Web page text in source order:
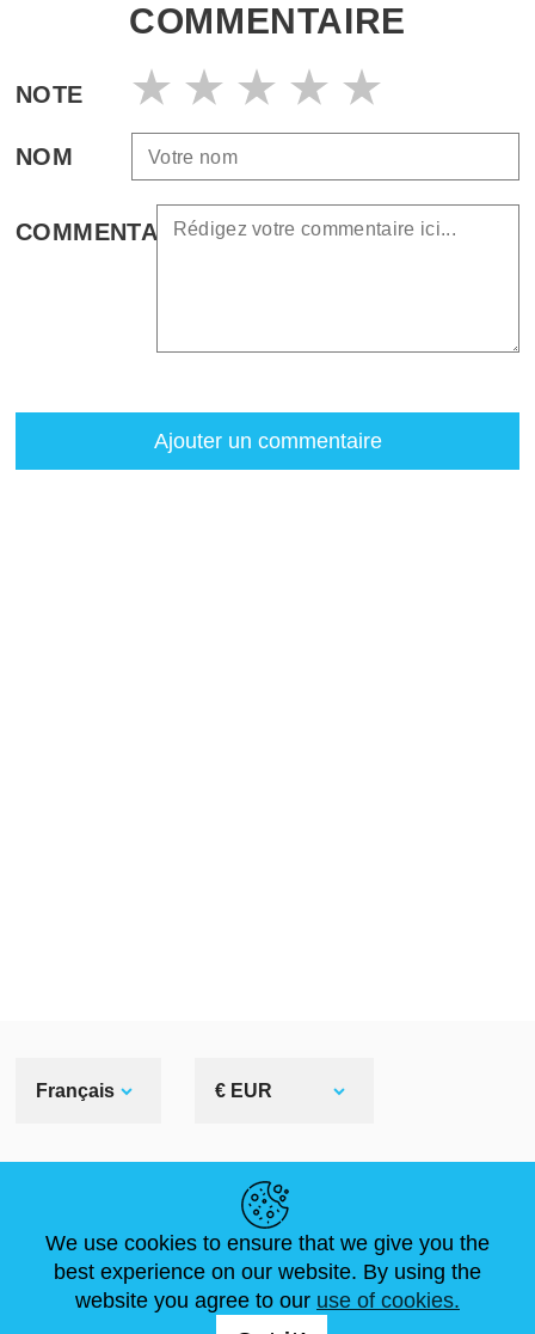
COMMENTAIRE
NOTE
NOM
COMMENTAIRE
Ajouter un commentaire
Français € EUR
ACTUALITÉS
ARTICLES
ABOUT US
FAQ
DIMENSIONS
NOUS CONTACTER
We use cookies to ensure that we give you the
best experience on our website. By using the
website you agree to our use of cookies.